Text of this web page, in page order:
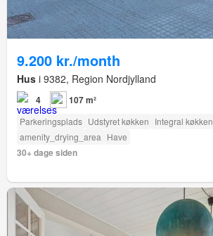
9.200 kr./month
Hus i 9382, Region Nordjylland
4 107 m²
Parkeringsplads Udstyret køkken Integral køkken
amenity_drying_area Have
30+ dage siden